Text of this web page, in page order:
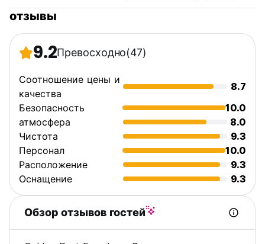
отзывы
9.2Превосходно(47)
Соотношение цены и
качества
8.7
Безопасность
10.0
атмосфера
8.0
Чистота
9.3
Персонал
10.0
Расположение
9.3
Оснащение
9.3
Обзор отзывов гостей